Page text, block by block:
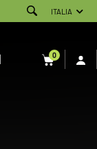
ITALIA
0